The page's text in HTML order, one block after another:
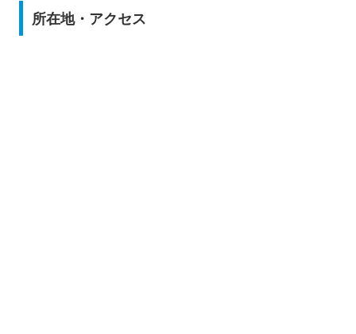
所在地・アクセス